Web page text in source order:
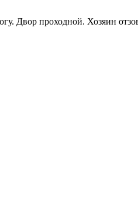
Двор проходной. Хозяин